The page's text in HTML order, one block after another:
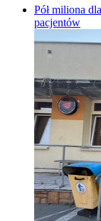
Pół miliona
pacjentów